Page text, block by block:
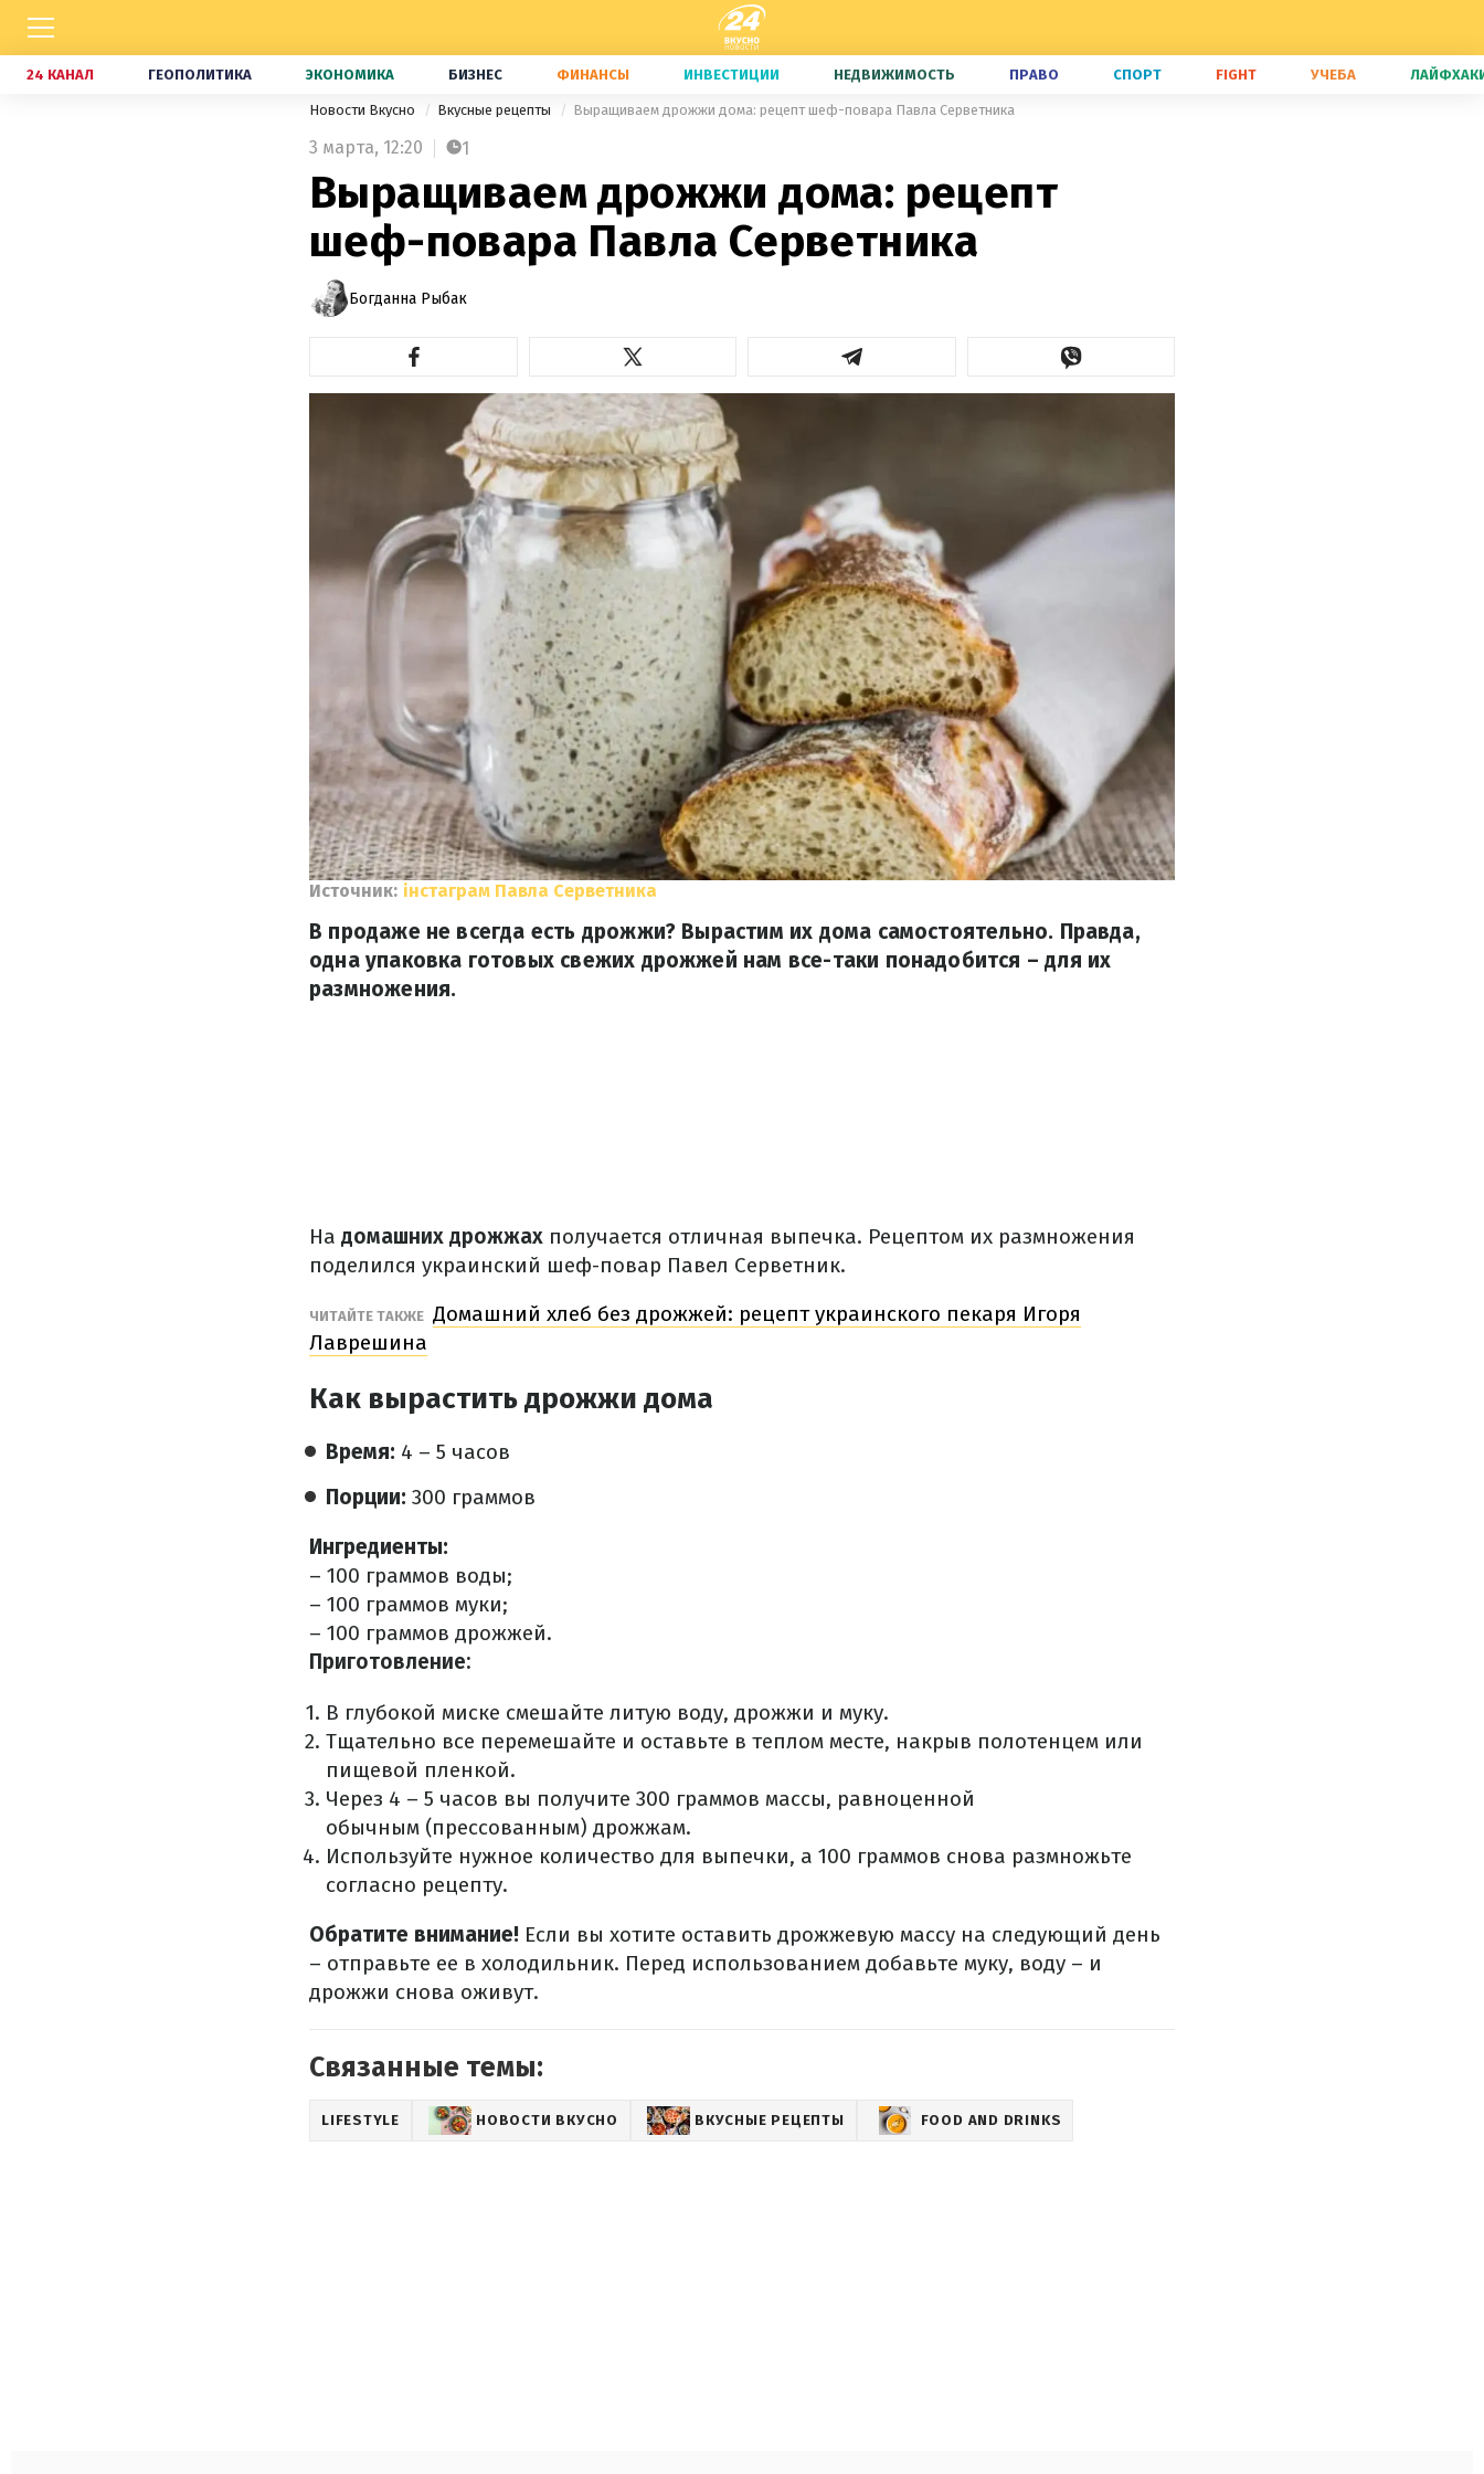
24 КАНАЛ ГЕОПОЛИТИКА ЭКОНОМИКА БИЗНЕС ФИНАНСЫ ИНВЕСТИЦИИ НЕДВИЖИМОСТЬ ПРАВО СПОРТ FIGHT УЧЕБА
Новости Вкусно Вкусные рецепты Выращиваем дрожжи дома: рецепт шеф-повара Павла Серветника
3 марта, 12:20 1
Выращиваем дрожжи дома: рецепт
шеф-повара Павла Серветника
Богданна Рыбак
Источник: інстаграм Павла Серветника
В продаже не всегда есть дрожжи? Вырастим их дома самостоятельно. Правда,
одна упаковка готовых свежих дрожжей нам все-таки понадобится – для их
размножения.
На домашних дрожжах получается отличная выпечка. Рецептом их размножения
поделился украинский шеф-повар Павел Серветник.
ЧИТАЙТЕ ТАКЖЕ Домашний хлеб без дрожжей: рецепт украинского пекаря Игоря
Лаврешина
Как вырастить дрожжи дома
Время: 4 – 5 часов
Порции: 300 граммов
Ингредиенты:
– 100 граммов воды;
– 100 граммов муки;
– 100 граммов дрожжей.
Приготовление:
В глубокой миске смешайте литую воду, дрожжи и муку.
Тщательно все перемешайте и оставьте в теплом месте, накрыв полотенцем или
пищевой пленкой.
Через 4 – 5 часов вы получите 300 граммов массы, равноценной
обычным (прессованным) дрожжам.
Используйте нужное количество для выпечки, а 100 граммов снова размножьте
согласно рецепту.
Обратите внимание! Если вы хотите оставить дрожжевую массу на следующий день
– отправьте ее в холодильник. Перед использованием добавьте муку, воду – и
дрожжи снова оживут.
Связанные темы:
LIFESTYLE НОВОСТИ ВКУСНО ВКУСНЫЕ РЕЦЕПТЫ FOOD AND DRINKS